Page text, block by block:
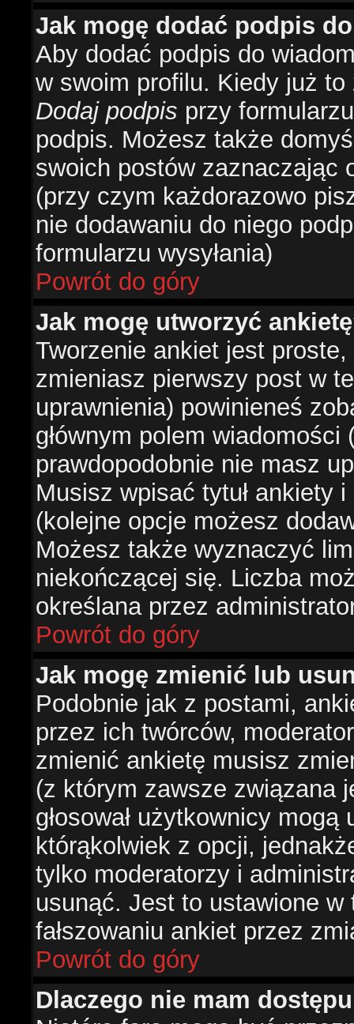
Jak mogę dodać podpis
Aby dodać podpis do
w swoim profilu. Kiedy już
Dodaj podpis przy
podpis. Możesz także
swoich postów zaznaczając
(przy czym każdorazowo
nie dodawaniu do niego
formularzu wysyłania)
Powrót do góry
Jak mogę utworzyć
Tworzenie ankiet jest
zmieniasz pierwszy post w
uprawnienia) powinieneś
głównym polem
prawdopodobnie nie masz
Musisz wpisać tytuł ankiety
(kolejne opcje możesz
Możesz także wyznaczyć
niekończącej się. Liczba
określana przez
Powrót do góry
Jak mogę zmienić lub
Podobnie jak z postami,
przez ich twórców,
zmienić ankietę musisz
(z którym zawsze związana
głosował użytkownicy
którąkolwiek z opcji,
tylko moderatorzy i
usunąć. Jest to ustawione
fałszowaniu ankiet przez
Powrót do góry
Dlaczego nie mam